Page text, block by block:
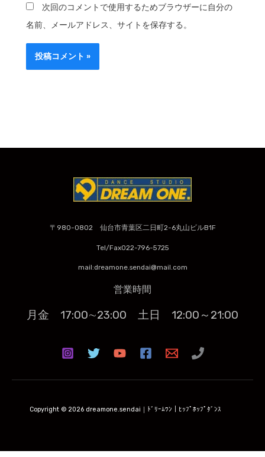
次回のコメントで使用するためブラウザーに自分の
名前、メールアドレス、サイトを保存する。
〒980-0802 仙台市青葉区二日町2-6丸山ビルB1F
Tel/Fax022-796-5725
mail:dreamone.sendai@mail.com
営業時間
月金 17:00∼23:00 土日 12:00～21:00
Copyright © 2026 dreamone.sendai｜ﾄﾞﾘｰﾑﾜﾝ｜ﾋｯﾌﾟﾎｯﾌﾟﾀﾞﾝｽ